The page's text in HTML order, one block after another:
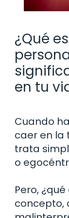
¿Qué
en tu
Cuando
caer en la
trata
o
Pero,
concepto,